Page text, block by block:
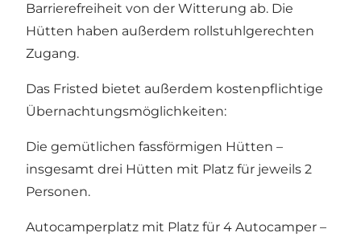
Barrierefreiheit von der Witterung ab. Die
Hütten haben außerdem rollstuhlgerechten
Zugang.
Das Fristed bietet außerdem kostenpflichtige
Übernachtungsmöglichkeiten:
Die gemütlichen fassförmigen Hütten –
insgesamt drei Hütten mit Platz für jeweils 2
Personen.
Autocamperplatz mit Platz für 4 Autocamper –